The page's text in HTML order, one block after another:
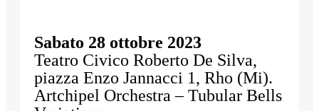
Sabato 28 ottobre 2023
Teatro Civico Roberto De Silva,
piazza Enzo Jannacci 1, Rho (Mi).
Artchipel Orchestra – Tubular Bells